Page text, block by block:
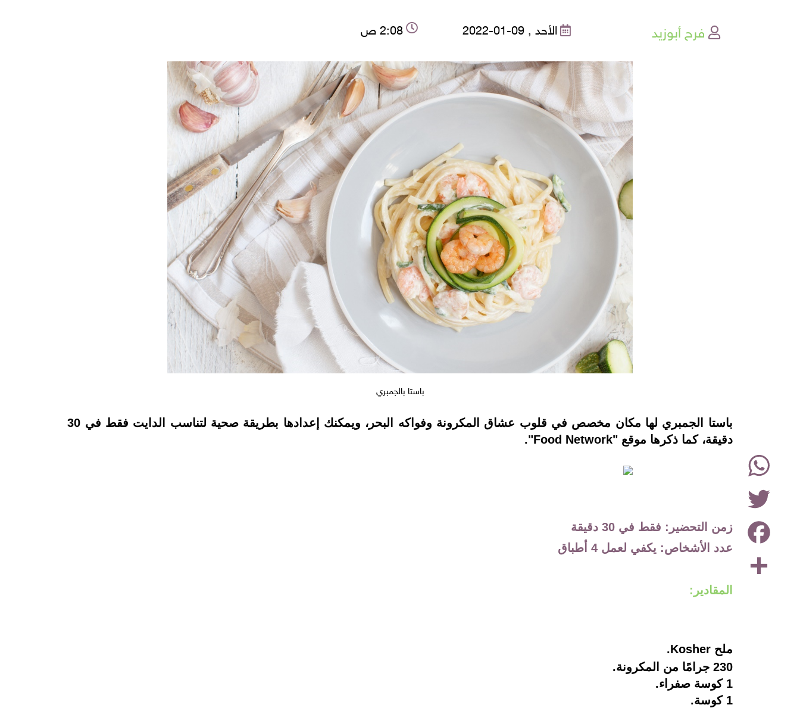
فرح أبوزيد الأحد , 09-01-2022 2:08 ص
باستا بالجمبري
Share
Facebook
Twitter
WhatsApp
instagram
باستا الجمبري لها مكان مخصص في قلوب عشاق المكرونة وفواكه البحر، ويمكنك إعدادها بطريقة صحية لتناسب الدايت فقط في 30
دقيقة، كما ذكرها موقع "Food Network".
زمن التحضير: فقط في 30 دقيقة
عدد الأشخاص: يكفي لعمل 4 أطباق
المقادير:
ملح Kosher.
230 جرامًا من المكرونة.
1 كوسة صفراء.
1 كوسة.